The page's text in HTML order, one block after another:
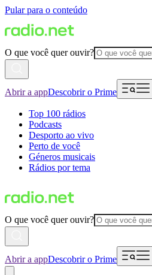
Pular para o conteúdo
O que você quer ouvir?
Abrir a appDescobrir o Prime
Top 100 rádios
Podcasts
Desporto ao vivo
Perto de você
Géneros musicais
Rádios por tema
O que você quer ouvir?
Abrir a appDescobrir o Prime